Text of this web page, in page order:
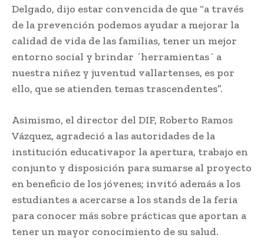
Delgado, dijo estar convencida de que “a través
de la prevención podemos ayudar a mejorar la
calidad de vida de las familias, tener un mejor
entorno social y brindar ´herramientas´ a
nuestra niñez y juventud vallartenses, es por
ello, que se atienden temas trascendentes”.
Asimismo, el director del DIF, Roberto Ramos
Vázquez, agradeció a las autoridades de la
institución educativapor la apertura, trabajo en
conjunto y disposición para sumarse al proyecto
en beneficio de los jóvenes; invitó además a los
estudiantes a acercarse a los stands de la feria
para conocer más sobre prácticas que aportan a
tener un mayor conocimiento de su salud.